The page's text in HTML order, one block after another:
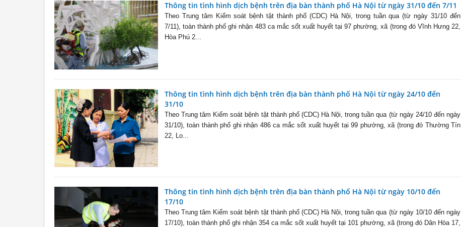
Thông tin tình hình dịch bệnh trên địa bàn thành phố Hà Nội từ ngày 31/10 đến 7/11
Theo Trung tâm Kiểm soát bệnh tật thành phố (CDC) Hà Nội, trong tuần qua (từ ngày 31/10 đến
7/11), toàn thành phố ghi nhận 483 ca mắc sốt xuất huyết tại 97 phường, xã (trong đó Vĩnh Hưng 22,
Hòa Phú 2...
Thông tin tình hình dịch bệnh trên địa bàn thành phố Hà Nội từ ngày 24/10 đến
31/10
Theo Trung tâm Kiểm soát bệnh tật thành phố (CDC) Hà Nội, trong tuần qua (từ ngày 24/10 đến ngày
31/10), toàn thành phố ghi nhận 486 ca mắc sốt xuất huyết tại 99 phường, xã (trong đó Thường Tín
22, Lo...
Thông tin tình hình dịch bệnh trên địa bàn thành phố Hà Nội từ ngày 10/10 đến
17/10
Theo Trung tâm Kiểm soát bệnh tật thành phố (CDC) Hà Nội, trong tuần qua (từ ngày 10/10 đến ngày
17/10), toàn thành phố ghi nhận 354 ca mắc sốt xuất huyết tại 101 phường, xã (trong đó Dân Hòa 17,